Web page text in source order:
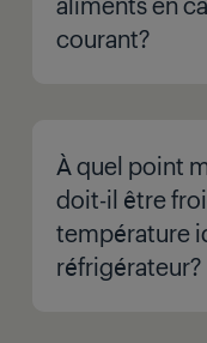
courant?
À quel point
doit-il être
température
réfrigérateur?